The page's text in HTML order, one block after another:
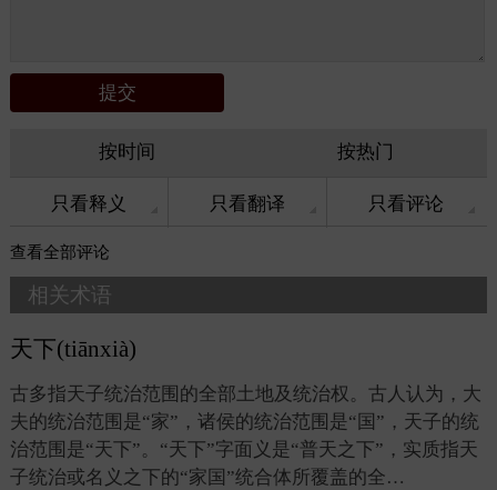
按时间 按热门
只看释义 只看翻译 只看评论
查看全部评论
相关术语
天下(tiānxià)
古多指天子统治范围的全部土地及统治权。古人认为，大
夫的统治范围是“家”，诸侯的统治范围是“国”，天子的统
治范围是“天下”。“天下”字面义是“普天之下”，实质指天
子统治或名义之下的“家国”统合体所覆盖的全…